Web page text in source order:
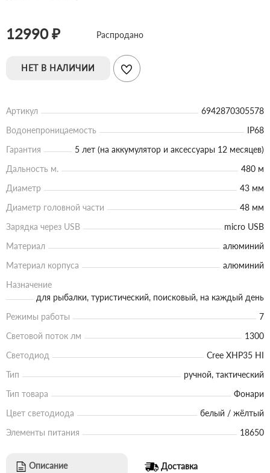
12990 ₽ Распродано
НЕТ В НАЛИЧИИ
Артикул
6942870305578
Водонепроницаемость
IP68
Гарантия
5 лет (на аккумулятор и аксессуары 12 месяцев)
Дальность м.
480 м
Диаметр
43 мм
Диаметр головной части
48 мм
Зарядка через USB
micro USB
Материал
алюминий
Материал корпуса
алюминий
Назначение
для рыбалки, туристический, поисковый, на каждый день
Режимы работы
7
Световой поток лм
1300
Светодиод
Cree XHP35 HI
Тип
ручной, тактический
Тип товара
Фонари
Цвет светодиода
белый / жёлтый
Элементы питания
18650
Описание Доставка